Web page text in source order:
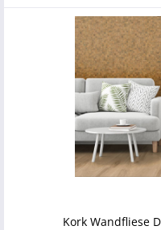
Kork Wandfliese